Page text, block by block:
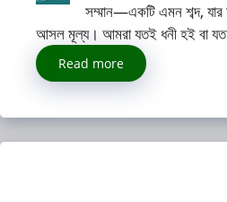
সম্মান—একটি এমন শব্দ,
আসল মূল্য। আমরা যতই ধনী হই বা
Read more